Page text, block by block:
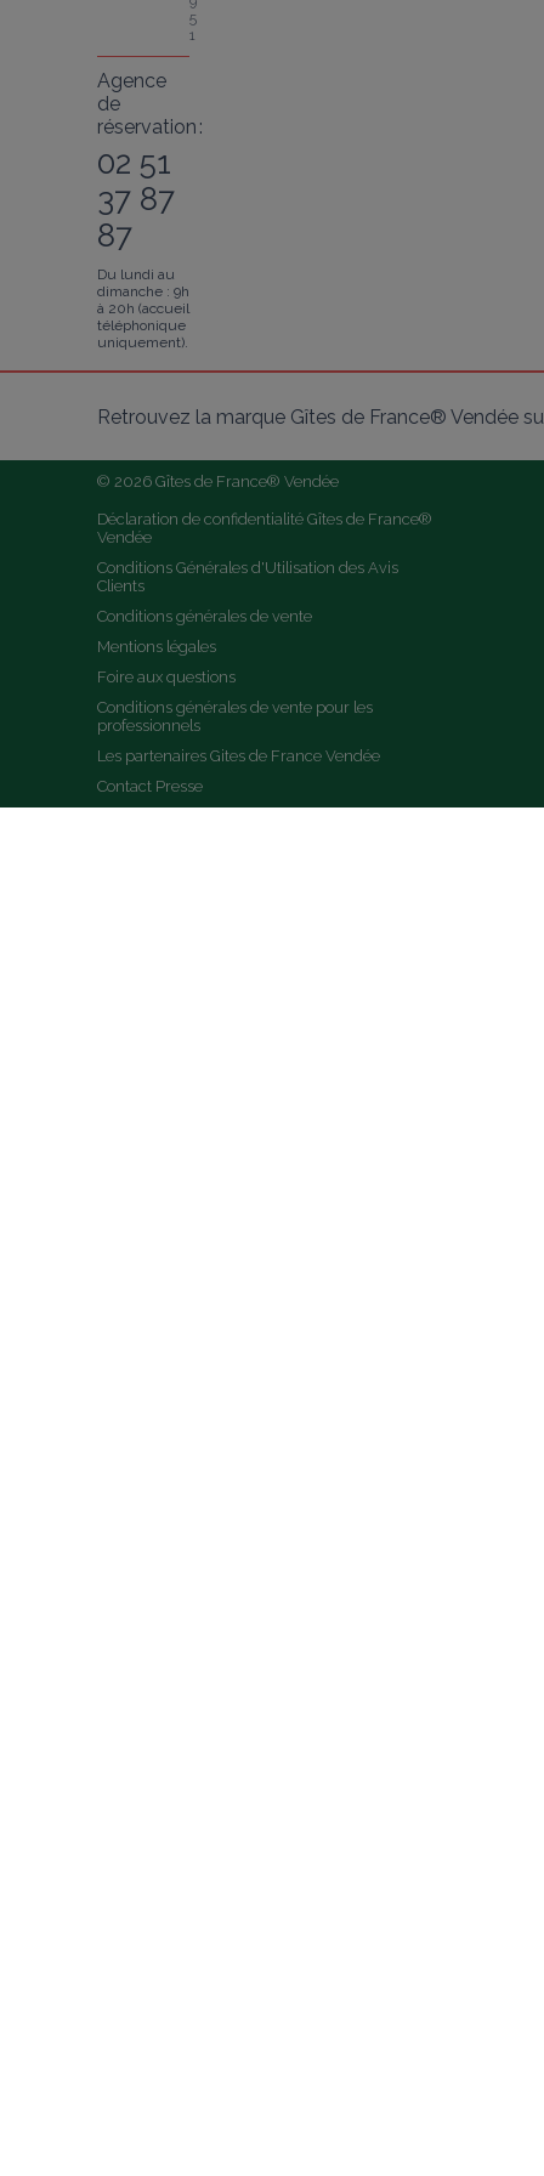
5
1
Agence
de
réservation :
02 51
37 87
87
Du lundi au
dimanche : 9h
à 20h (accueil
téléphonique
uniquement).
Retrouvez la marque Gîtes de France® Vendée
© 2026 Gîtes de France® Vendée
Déclaration de confidentialité Gîtes de France®
Vendée
Conditions Générales d'Utilisation des Avis
Clients
Conditions générales de vente
Mentions légales
Foire aux questions
Conditions générales de vente pour les
professionnels
Les partenaires Gites de France Vendée
Contact Presse